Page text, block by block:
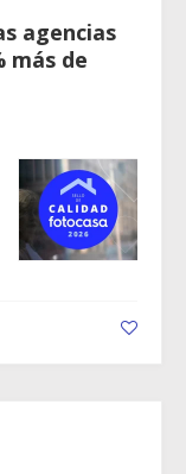
agencias
más de